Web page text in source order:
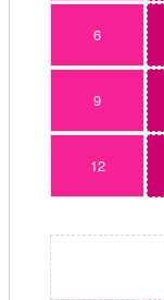
6
9
12